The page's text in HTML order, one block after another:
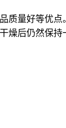
质量好等优
燥后仍然保持